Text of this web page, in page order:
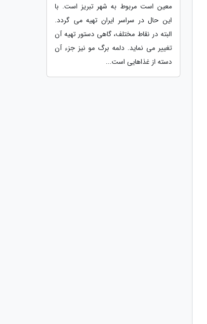
معین است مربوط به شهر تبریز است. با
این حال در سراسر ایران تهیه می گردد.
البته در نقاط مختلف، گاهی دستور تهیه آن
تغییر می نماید. دلمه برگ مو نیز جزء آن
دسته از غذاهایی است...